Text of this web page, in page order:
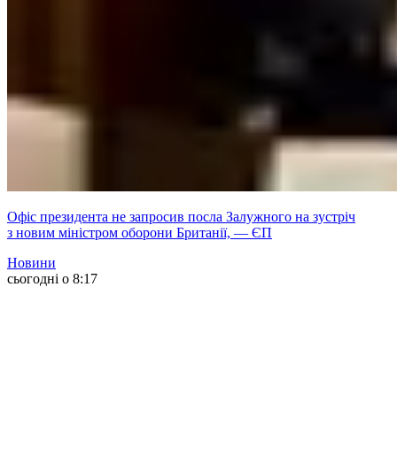
Офіс президента не запросив посла Залужного на зустріч
з новим міністром оборони Британії, — ЄП
Новини
сьогодні о 8:17